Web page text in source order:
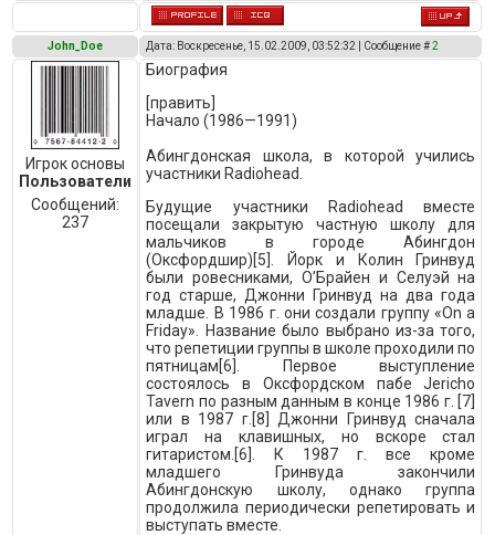
John_Doe Дата: Воскресенье, 15.02.2009, 03:52:32 | Сообщение #2
Игрок основы
Пользователи
Сообщений:
237
Биография
[править]
Начало (1986—1991)
Абингдонская школа, в которой учились
участники Radiohead.
Будущие участники Radiohead вместе
посещали закрытую частную школу для
мальчиков в городе Абингдон
(Оксфордшир)[5]. Йорк и Колин Гринвуд
были ровесниками, О’Брайен и Селуэй на
год старше, Джонни Гринвуд на два года
младше. В 1986 г. они создали группу «On a
Friday». Название было выбрано из-за того,
что репетиции группы в школе проходили по
пятницам[6]. Первое выступление
состоялось в Оксфордском пабе Jericho
Tavern по разным данным в конце 1986 г. [7]
или в 1987 г.[8] Джонни Гринвуд сначала
играл на клавишных, но вскоре стал
гитаристом.[6]. К 1987 г. все кроме
младшего Гринвуда закончили
Абингдонскую школу, однако группа
продолжила периодически репетировать и
выступать вместе.